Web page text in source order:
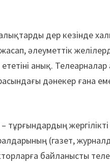
дер кезінде
әлеуметтік
анық.
дәнекер ғана
жергілікті
(газет,
байланысты